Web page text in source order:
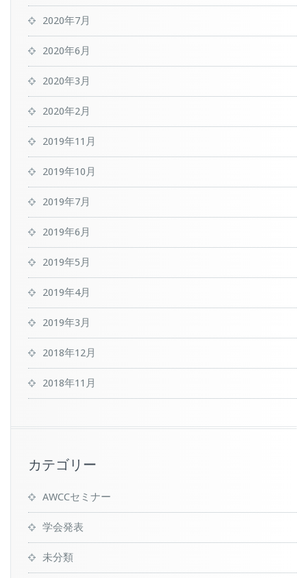
2020年7月
2020年6月
2020年3月
2020年2月
2019年11月
2019年10月
2019年7月
2019年6月
2019年5月
2019年4月
2019年3月
2018年12月
2018年11月
カテゴリー
AWCCセミナー
学会発表
未分類